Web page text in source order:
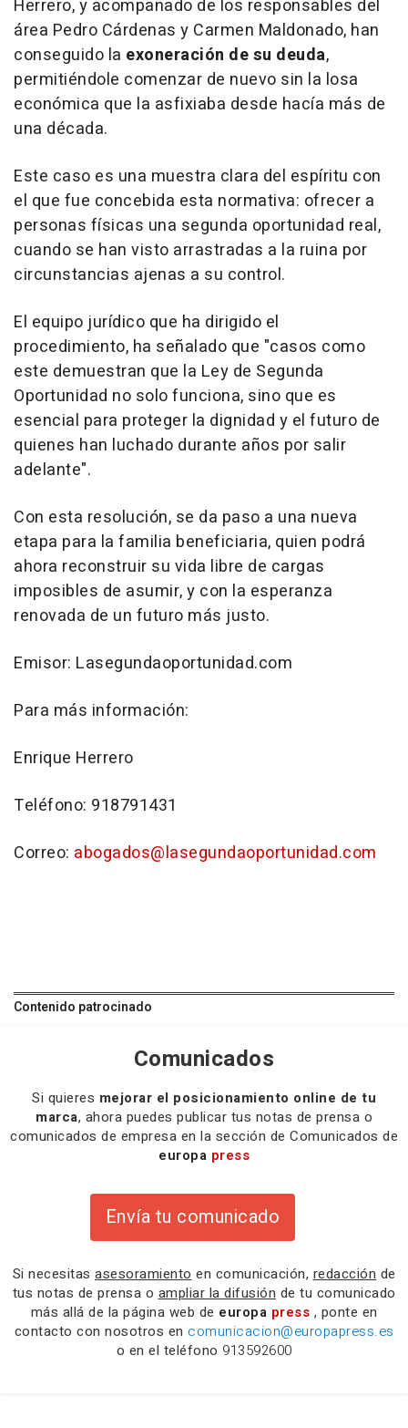
Herrero, y acompañado de los responsables del
área Pedro Cárdenas y Carmen Maldonado, han
conseguido la exoneración de su deuda,
permitiéndole comenzar de nuevo sin la losa
económica que la asfixiaba desde hacía más de
una década.
Este caso es una muestra clara del espíritu con
el que fue concebida esta normativa: ofrecer a
personas físicas una segunda oportunidad real,
cuando se han visto arrastradas a la ruina por
circunstancias ajenas a su control.
El equipo jurídico que ha dirigido el
procedimiento, ha señalado que "casos como
este demuestran que la Ley de Segunda
Oportunidad no solo funciona, sino que es
esencial para proteger la dignidad y el futuro de
quienes han luchado durante años por salir
adelante".
Con esta resolución, se da paso a una nueva
etapa para la familia beneficiaria, quien podrá
ahora reconstruir su vida libre de cargas
imposibles de asumir, y con la esperanza
renovada de un futuro más justo.
Emisor: Lasegundaoportunidad.com
Para más información:
Enrique Herrero
Teléfono: 918791431
Correo: abogados@lasegundaoportunidad.com
Contenido patrocinado
Comunicados
Si quieres mejorar el posicionamiento online de tu
marca, ahora puedes publicar tus notas de prensa o
comunicados de empresa en la sección de Comunicados de
europa press
Envía tu comunicado
Si necesitas asesoramiento en comunicación, redacción de
tus notas de prensa o ampliar la difusión de tu comunicado
más allá de la página web de europa press , ponte en
contacto con nosotros en comunicacion@europapress.es
o en el teléfono 913592600